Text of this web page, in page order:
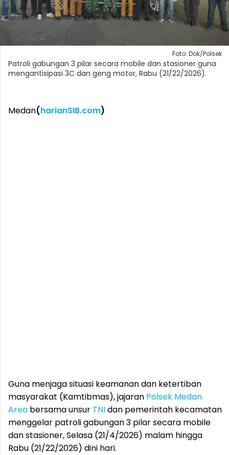
Foto: Dok/Polsek
Patroli gabungan 3 pilar secara mobile dan stasioner guna
mengantisipasi 3C dan geng motor, Rabu (21/22/2026).
Medan(harianSIB.com)
Guna menjaga situasi keamanan dan ketertiban
masyarakat (Kamtibmas), jajaran Polsek Medan
Area bersama unsur TNIdan pemerintah kecamatan
menggelar patroli gabungan 3 pilar secara mobile
dan stasioner, Selasa (21/4/2026) malam hingga
Rabu (21/22/2026) dini hari.